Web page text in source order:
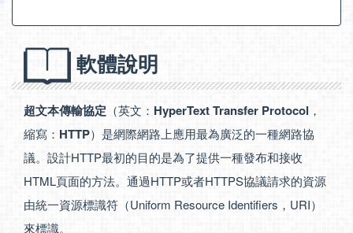
軟體說明
超文本傳輸協定 （英文： HyperText Transfer Protocol ，
縮寫： HTTP）是網際網路上應用最為廣泛的一種網路協
議。設計HTTP最初的目的是為了提供一種發布和接收
HTML頁面的方法。通過HTTP或者HTTPS協議請求的資源
由統一資源標識符（Uniform Resource Identifiers，URI）
來標識。